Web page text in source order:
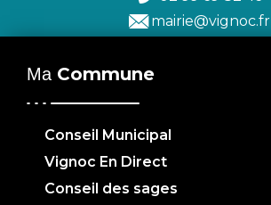
mairie@vignoc.fr
Ma Commune
Conseil Municipal
Vignoc En Direct
Conseil des sages